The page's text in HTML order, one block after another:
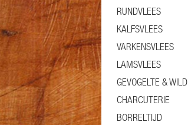
RUNDVLEES
KALFSVLEES
VARKENSVLEES
LAMSVLEES
GEVOGELTE & WILD
CHARCUTERIE
BORRELTIJD